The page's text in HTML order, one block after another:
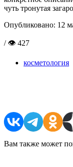
чуть тронутая
Опубликовано: 12
/ 👁 427
косметология
Вам также может